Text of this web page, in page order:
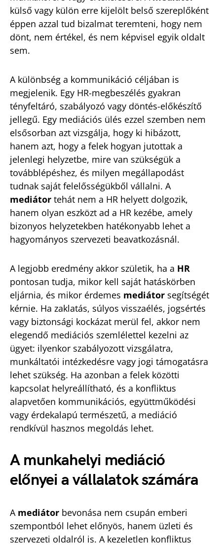
külső vagy külön erre kijelölt belső szereplőként
éppen azzal tud bizalmat teremteni, hogy nem
dönt, nem értékel, és nem képvisel egyik oldalt
sem.
A különbség a kommunikáció céljában is
megjelenik. Egy HR-megbeszélés gyakran
tényfeltáró, szabályozó vagy döntés-előkészítő
jellegű. Egy mediációs ülés ezzel szemben nem
elsősorban azt vizsgálja, hogy ki hibázott,
hanem azt, hogy a felek hogyan jutottak a
jelenlegi helyzetbe, mire van szükségük a
továbblépéshez, és milyen megállapodást
tudnak saját felelősségükből vállalni. A
mediátor tehát nem a HR helyett dolgozik,
hanem olyan eszközt ad a HR kezébe, amely
bizonyos helyzetekben hatékonyabb lehet a
hagyományos szervezeti beavatkozásnál.
A legjobb eredmény akkor születik, ha a HR
pontosan tudja, mikor kell saját hatáskörben
eljárnia, és mikor érdemes mediátor segítségét
kérnie. Ha zaklatás, súlyos visszaélés, jogsértés
vagy biztonsági kockázat merül fel, akkor nem
elegendő mediációs szemlélettel kezelni az
ügyet: ilyenkor szabályozott vizsgálatra,
munkáltatói intézkedésre vagy jogi támogatásra
lehet szükség. Ha azonban a felek közötti
kapcsolat helyreállítható, és a konfliktus
alapvetően kommunikációs, együttműködési
vagy érdekalapú természetű, a mediáció
rendkívül hasznos megoldás lehet.
A munkahelyi mediáció
előnyei a vállalatok számára
A mediátor bevonása nem csupán emberi
szempontból lehet előnyös, hanem üzleti és
szervezeti oldalról is. A kezeletlen konfliktus